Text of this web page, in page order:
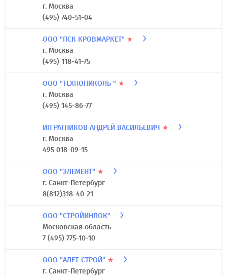
г. Москва
(495) 740-51-04
ООО "ПСК КРОВМАРКЕТ" ★
г. Москва
(495) 118-41-75
ООО "ТЕХНОНИКОЛЬ " ★
г. Москва
(495) 145-86-77
ИП РАТНИКОВ АНДРЕЙ ВАСИЛЬЕВИЧ ★
г. Москва
495 018-09-15
ООО "ЭЛЕМЕНТ" ★
г. Санкт-Петербург
8(812)318-40-21
ООО "СТРОЙИНЛОК"
Московская область
7 (495) 775-10-10
ООО "АЛЕТ-СТРОЙ" ★
г. Санкт-Петербург